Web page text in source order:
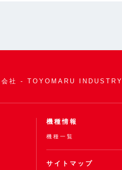
会社 - TOYOMARU INDUSTRY
機種情報
機種一覧
サイトマップ